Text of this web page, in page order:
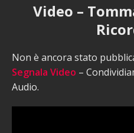
Video –
Non è ancora stato
Segnala Video –
Audio.